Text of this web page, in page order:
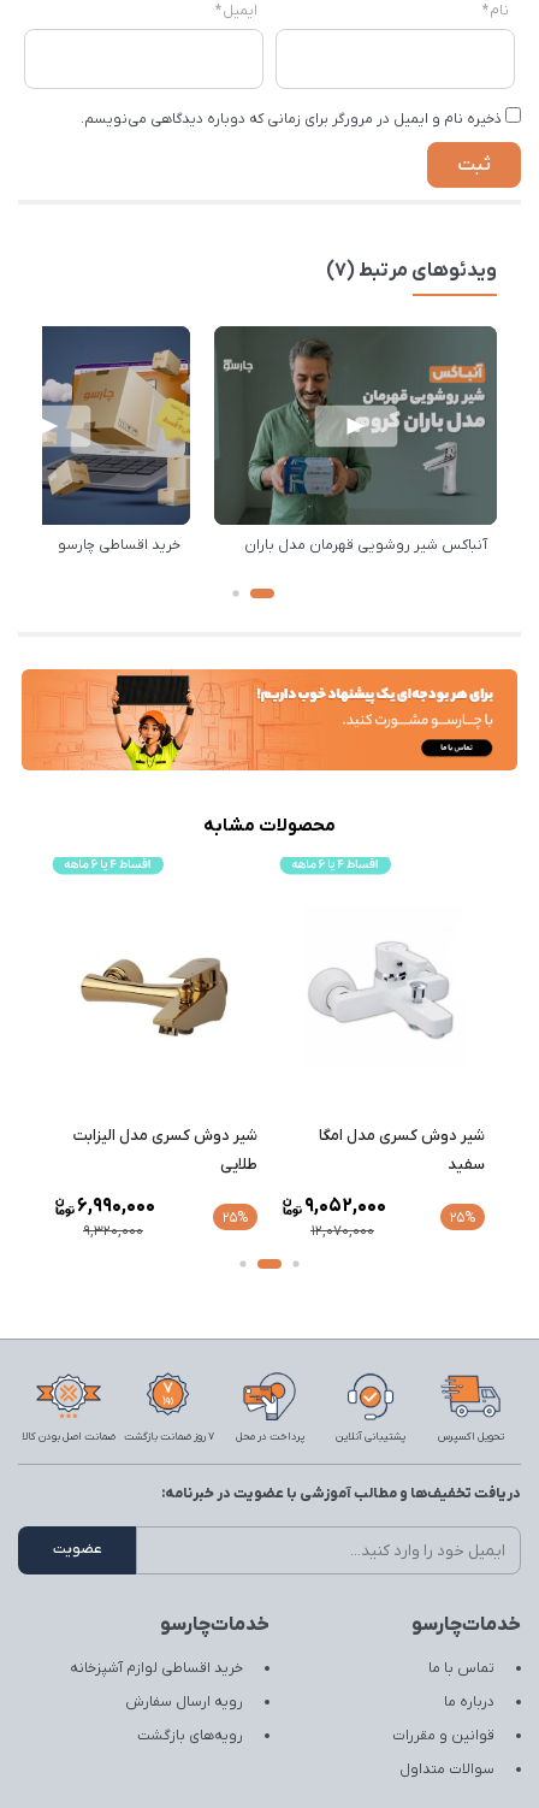
نام* ایمیل*
ذخیره نام و ایمیل در مرورگر برای زمانی که دوباره دیدگاهی می‌نویسم.
ویدئوهای مرتبط (7)
آنباکس شیر روشویی قهرمان مدل باران خرید اقساطی چارسو
محصولات مشابه
شیر دوش کسری مدل الیزابت
طلایی
25%
9,320,000
6,990,000
شیر دوش درخشان مدل آنتیک
طلایی
9,834,000
تحویل اکسپرس پشتیبانی آنلاین پرداخت در محل 7 روز ضمانت بازگشت ضمانت اصل بودن کالا
خدمات‌چارسو
تماس با ما
درباره ما
قوانین و مقررات
سوالات متداول
خدمات‌چارسو
خرید اقساطی لوازم آشپزخانه
رویه ارسال سفارش
رویه‌های بازگشت
دریافت تخفیف‌ها و مطالب آموزشی با عضویت در خبرنامه: